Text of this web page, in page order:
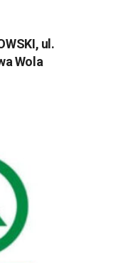
ul.
Wola